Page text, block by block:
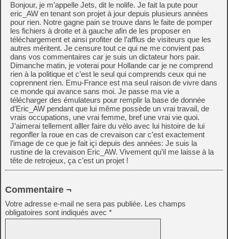
Bonjour, je m’appelle Jets, dit le nolife. Je fait la pute pour
eric_AW en tenant son projet à jour depuis plusieurs années
pour rien. Notre gagne pain se trouve dans le faite de pomper
les fichiers à droite et à gauche afin de les proposer en
téléchargement et ainsi profiter de l’afflus de visiteurs que les
autres méritent. Je censure tout ce qui ne me convient pas
dans vos commentaires car je suis un dictateur hors pair.
Dimanche matin, je voterai pour Hollande car je ne comprend
rien à la politique et c’est le seul qui comprends ceux qui ne
coprennent rien. Emu-France est ma seul raison de vivre dans
ce monde qui avance sans moi. Je passe ma vie a
télécharger des émulateurs pour remplir la base de donnée
d’Eric_AW pendant que lui même possède un vrai travail, de
vrais occupations, une vrai femme, bref une vrai vie quoi.
J’aimerai tellement alller faire du vélo avec lui histoire de lui
regonfler la roue en cas de crevaison car c’est exactement
l’image de ce que je fait içi depuis des années: Je suis la
rustine de la crevaison Eric_AW. Vivement qu’il me laisse à la
tête de retrojeux, ça c’est un projet !
Commentaire ¬
Votre adresse e-mail ne sera pas publiée. Les champs
obligatoires sont indiqués avec *